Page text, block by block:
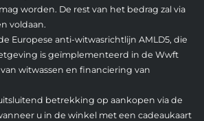
worden. De rest van het bedrag zal via
voldaan.
Europese anti-witwasrichtlijn AMLD5, die
is geïmplementeerd in de Wwft
witwassen en financiering van
betrekking op aankopen via de
u in de winkel met een cadeaukaart